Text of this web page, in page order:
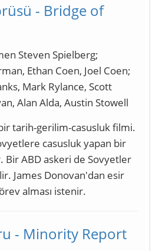
- Bridge of
Steven Spielberg;
Ethan Coen, Joel Coen;
Mark Rylance, Scott
Alan Alda, Austin Stowell
tarih-gerilim-casusluk filmi.
casusluk yapan bir
Bir ABD askeri de Sovyetler
James Donovan'dan esir
alması istenir.
- Minority Report